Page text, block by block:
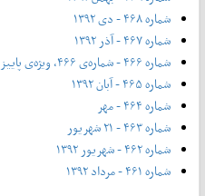
شماره ۴۶۸ - دی ۱۳۹۲
شماره ۴۶۷ - آذر ۱۳۹۲
شماره ۴۶۶ - شماره‌ی ۴۶۶، ویژه‌ی پاییز ۱۳۹۲
شماره ۴۶۵ - آبان ۱۳۹۲
شماره ۴۶۴ - مهر
شماره ۴۶۳ - ۲۱ شهریور
شماره ۴۶۲ - شهریور ۱۳۹۲
شماره ۴۶۱ - مرداد ۱۳۹۲